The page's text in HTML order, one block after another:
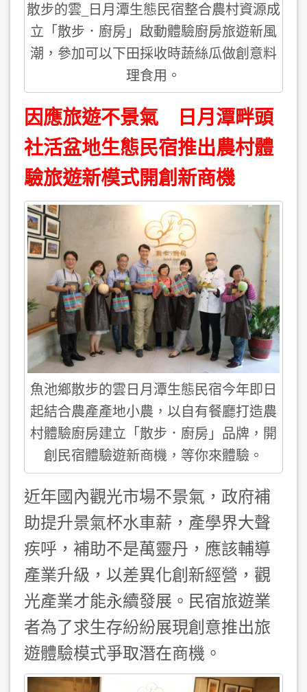
散步的雲_日月潭生態民宿整合農村資源成
立「散步．廚房」啟動體驗廚房旅遊新風
潮，參加可以下田採收時蔬絲瓜做創意料
理食用。
因應旅遊不景氣 日月潭畔頭
社活盆地生態民宿推出農村體
驗旅遊新模式開創新商機
魚池鄉散步的雲日月潭生態民宿今年即日
起結合農產產地小農，以自有餐廳打造農
村體驗廚房建立「散步．廚房」品牌，開
創民宿體驗遊新商機，等你來體驗。
近年國內觀光市場不景氣，政府補
助提升景氣杯水車薪，產學界大聲
疾呼，補助不是萬靈丹，應該輔導
產業升級，以差異化創新經營，觀
光產業才能永續發展。民宿旅遊業
者為了求生存紛紛展現創意推出旅
遊體驗模式爭取潛在商機。